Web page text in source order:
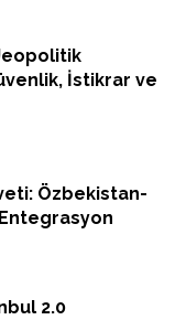
İstikrar ve
Özbekistan-
2.0